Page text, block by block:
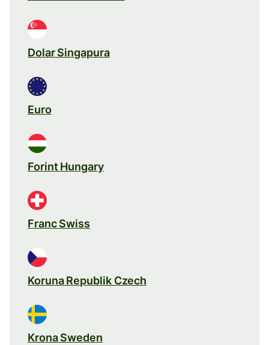
Dolar Singapura
Euro
Forint Hungary
Franc Swiss
Koruna Republik Czech
Krona Sweden